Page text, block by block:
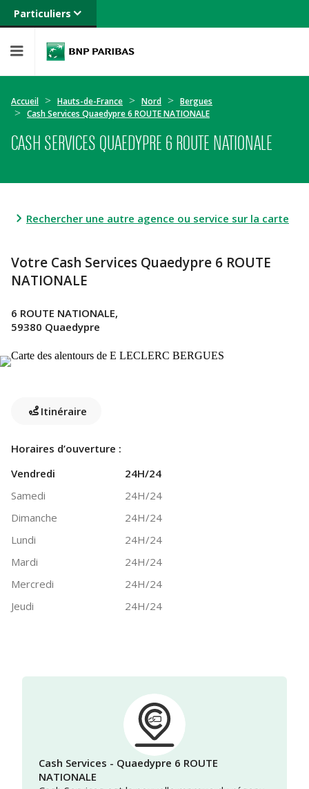
Particuliers
Banque privée
Entreprises
Accueil Hauts-de-France Nord
Bergues
Cash Services Quaedypre 6 ROUTE NATIONALE
CASH SERVICES QUAEDYPRE 6 ROUTE NATIONALE
Rechercher une autre agence ou service sur la carte
Votre Cash Services Quaedypre 6 ROUTE
NATIONALE
6 ROUTE NATIONALE,
59380 Quaedypre
Itinéraire
Horaires d’ouverture :
Vendredi
24H/24
Samedi
24H/24
Dimanche
24H/24
Lundi
24H/24
Mardi
24H/24
Mercredi
24H/24
Jeudi
24H/24
Cash Services - Quaedypre 6 ROUTE
NATIONALE